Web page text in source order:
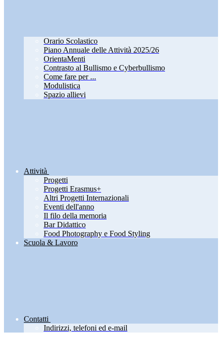
Orario Scolastico
Piano Annuale delle Attività 2025/26
OrientaMenti
Contrasto al Bullismo e Cyberbullismo
Come fare per ...
Modulistica
Spazio allievi
Attività
Progetti
Progetti Erasmus+
Altri Progetti Internazionali
Eventi dell'anno
Il filo della memoria
Bar Didattico
Food Photography e Food Styling
Scuola & Lavoro
Contatti
Indirizzi, telefoni ed e-mail